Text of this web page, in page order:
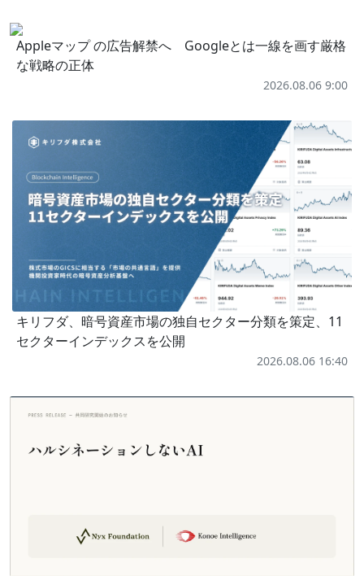
Appleマップ の広告解禁へ Googleとは一線を画す厳格
な戦略の正体
2026.08.06 9:00
キリフダ、暗号資産市場の独自セクター分類を策定、11
セクターインデックスを公開
2026.08.06 16:40